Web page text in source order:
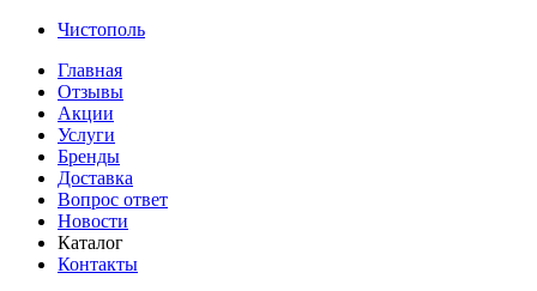
Чистополь
Главная
Отзывы
Акции
Услуги
Бренды
Доставка
Вопрос ответ
Новости
Каталог
Контакты